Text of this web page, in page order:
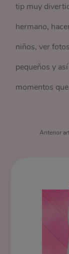
tip muy
hermano,
niños, ver
pequeños y
momentos
Anterior